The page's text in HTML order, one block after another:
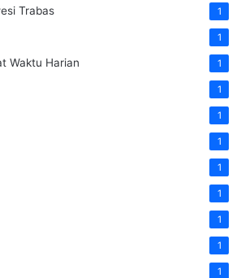
Trabas 1
1
Waktu Harian 1
1
1
1
1
1
1
1
1